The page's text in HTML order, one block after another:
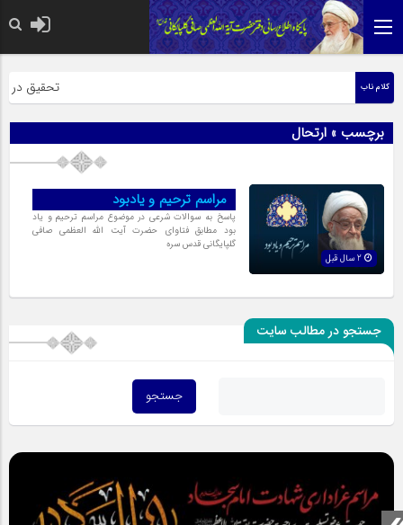
کلام ناب تحقیق در
برچسب » ارتحال
مراسم ترحیم و یادبود
پاسخ به سوالات شرعی در موضوع مراسم ترحیم و یاد
بود مطابق فتاوای حضرت آیت الله العظمی صافی
گلپایگانی قدس سره
جستجو در مطالب سایت